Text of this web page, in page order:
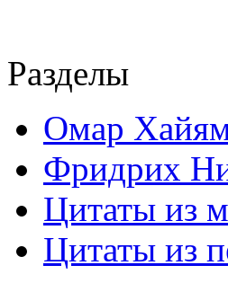
Разделы
Омар
Фридрих
Цитаты из
Цитаты из